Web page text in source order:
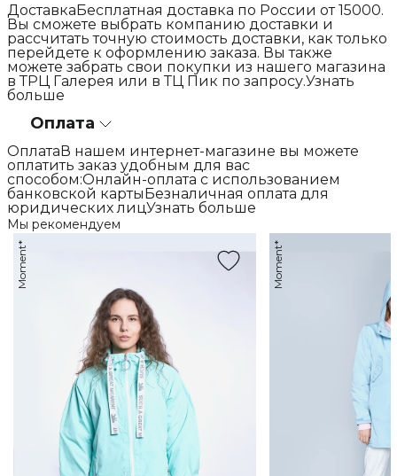
ДоставкаБесплатная доставка по России от 15000.
Вы сможете выбрать компанию доставки и
рассчитать точную стоимость доставки, как только
перейдете к оформлению заказа. Вы также
можете забрать свои покупки из нашего магазина
в ТРЦ Галерея или в ТЦ Пик по запросу.Узнать
больше
Оплата
ОплатаВ нашем интернет-магазине вы можете
оплатить заказ удобным для вас
способом:Онлайн-оплата с использованием
банковской картыБезналичная оплата для
юридических лицУзнать больше
Мы рекомендуем
Moment* Moment*